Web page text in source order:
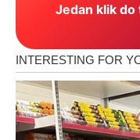
Jedan klik do